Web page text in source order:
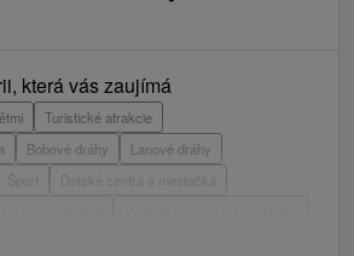
která vás zaujímá
Turistické atrakcie
Bobové dráhy
Lanové dráhy
Detské centrá a mestečká